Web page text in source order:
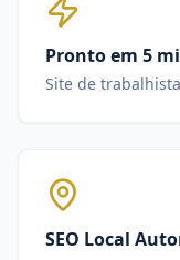
Pronto em 5
Site de
SEO Local